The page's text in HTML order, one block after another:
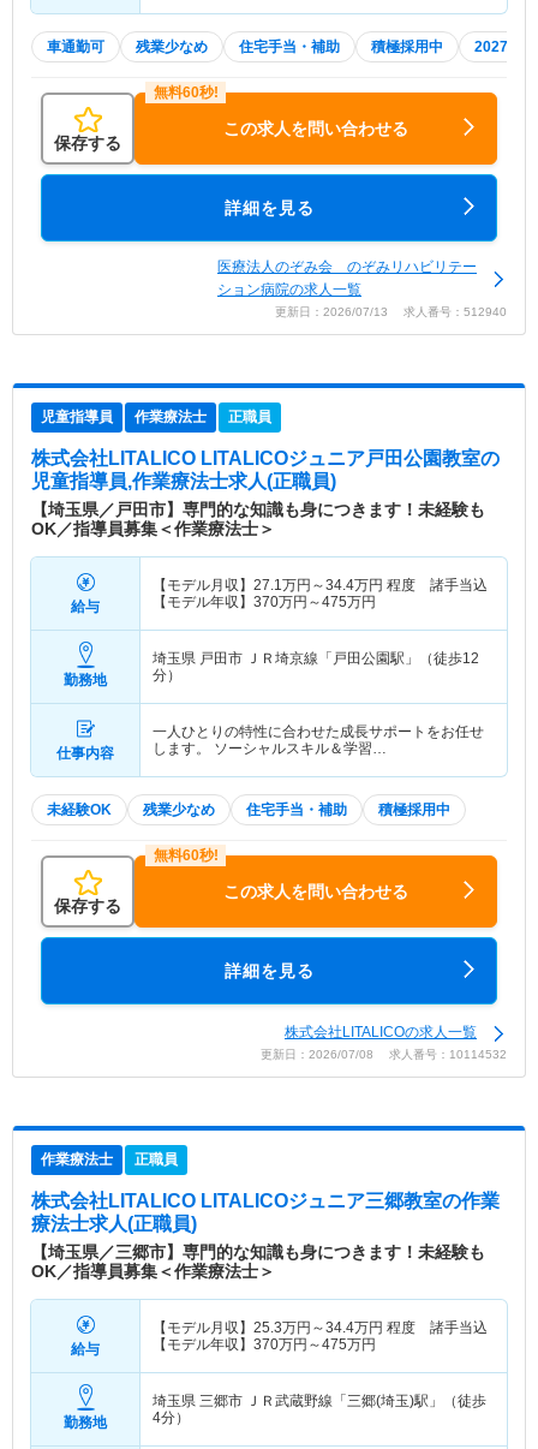
車通勤可 残業少なめ 住宅手当・補助 積極採用中 2027年4
保存する
この求人を問い合わせる
詳細を見る
医療法人のぞみ会 のぞみリハビリテー
ション病院の求人一覧
更新日：2026/07/13 求人番号：512940
児童指導員 作業療法士 正職員
株式会社LITALICO LITALICOジュニア戸田公園教室の
児童指導員,作業療法士求人(正職員)
【埼玉県／戸田市】専門的な知識も身につきます！未経験も
OK／指導員募集＜作業療法士＞
給与
【モデル月収】 27.1 万円～34.4万円 程度 諸手当込
【モデル年収】 370万円～475万円
勤務地
埼玉県 戸田市
ＪＲ埼京線「戸田公園駅」（徒歩12
分）
仕事内容
一人ひとりの特性に合わせた成長サポートをお任せ
します。 ソーシャルスキル＆学習…
未経験OK 残業少なめ 住宅手当・補助 積極採用中
保存する
この求人を問い合わせる
詳細を見る
株式会社LITALICOの求人一覧
更新日：2026/07/08 求人番号：10114532
作業療法士 正職員
株式会社LITALICO LITALICOジュニア三郷教室の作業
療法士求人(正職員)
【埼玉県／三郷市】専門的な知識も身につきます！未経験も
OK／指導員募集＜作業療法士＞
給与
【モデル月収】 25.3万円～34.4万円 程度 諸手当込
【モデル年収】 370万円～475万円
勤務地
埼玉県 三郷市
ＪＲ武蔵野線「三郷(埼玉)駅」（徒歩
4分）